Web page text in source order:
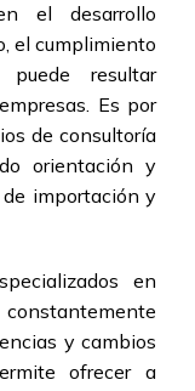
el desarrollo
el cumplimiento
resultar
Es por
de consultoría
orientación y
importación y
en
constantemente
y cambios
ofrecer a